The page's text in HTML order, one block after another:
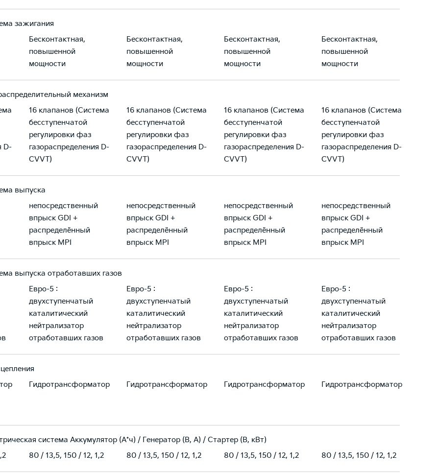
зажигания
Бесконтактная,
повышенной
мощности
Бесконтактная,
повышенной
мощности
Бесконтактная,
повышенной
мощности
Бесконтактная,
повышенной
мощности
механизм
D-
16 клапанов (Система
бесступенчатой
регулировки фаз
газораспределения D-
CVVT)
16 клапанов (Система
бесступенчатой
регулировки фаз
газораспределения D-
CVVT)
16 клапанов (Система
бесступенчатой
регулировки фаз
газораспределения D-
CVVT)
16 клапанов (Система
бесступенчатой
регулировки фаз
газораспределения D-
CVVT)
выпуска
непосредственный
впрыск GDI +
распределённый
впрыск MPI
непосредственный
впрыск GDI +
распределённый
впрыск MPI
непосредственный
впрыск GDI +
распределённый
впрыск MPI
непосредственный
впрыск GDI +
распределённый
впрыск MPI
выпуска отработавших газов
Eвро-5 :
двухступенчатый
каталитический
нейтрализатор
отработавших газов
Eвро-5 :
двухступенчатый
каталитический
нейтрализатор
отработавших газов
Eвро-5 :
двухступенчатый
каталитический
нейтрализатор
отработавших газов
Eвро-5 :
двухступенчатый
каталитический
нейтрализатор
отработавших газов
Гидротрансформатор Гидротрансформатор Гидротрансформатор Гидротрансформатор
система Аккумулятор (А*ч) / Генератор (В, А) / Стартер (В, кВт)
80 / 13,5, 150 / 12, 1,2 80 / 13,5, 150 / 12, 1,2 80 / 13,5, 150 / 12, 1,2 80 / 13,5, 150 / 12, 1,2